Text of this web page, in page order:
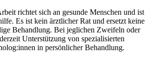
richtet sich an gesunde Menschen und ist
Es ist kein ärztlicher Rat und ersetzt keine
Behandlung. Bei jeglichen Zweifeln oder
Unterstützung von spezialisierten
in persönlicher Behandlung.